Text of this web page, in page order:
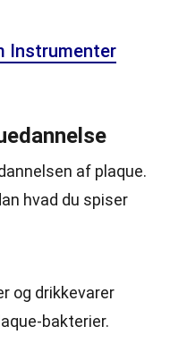
Instrumenter
af plaque.
hvad du spiser
og drikkevarer
bakterier.